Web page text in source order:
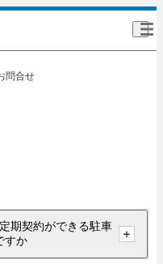
問合せ
期契約ができる駐車
すか